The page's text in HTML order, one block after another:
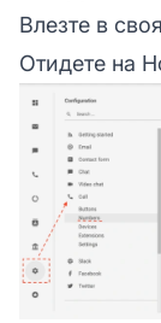
Влезте в
Отидете на